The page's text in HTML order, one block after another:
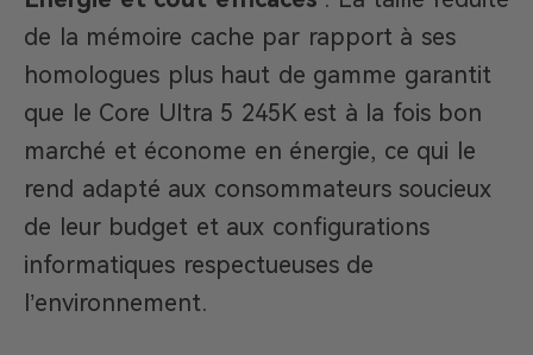
de la mémoire cache par rapport à ses
homologues plus haut de gamme garantit
que le Core Ultra 5 245K est à la fois bon
marché et économe en énergie, ce qui le
rend adapté aux consommateurs soucieux
de leur budget et aux configurations
informatiques respectueuses de
l’environnement.